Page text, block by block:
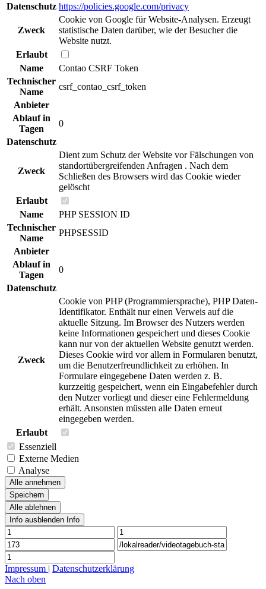
Datenschutz https://policies.google.com/privacy
Zweck
Cookie von Google für Website-Analysen. Erzeugt
statistische Daten darüber, wie der Besucher die
Website nutzt.
Erlaubt
Name
Contao CSRF Token
Technischer
Name
csrf_contao_csrf_token
Anbieter
Ablauf in
Tagen
0
Datenschutz
Zweck
Dient zum Schutz der Website vor Fälschungen von
standortübergreifenden Anfragen . Nach dem
Schließen des Browsers wird das Cookie wieder
gelöscht
Erlaubt
Name
PHP SESSION ID
Technischer
Name
PHPSESSID
Anbieter
Ablauf in
Tagen
0
Datenschutz
Zweck
Cookie von PHP (Programmiersprache), PHP Daten-
Identifikator. Enthält nur einen Verweis auf die
aktuelle Sitzung. Im Browser des Nutzers werden
keine Informationen gespeichert und dieses Cookie
kann nur von der aktuellen Website genutzt werden.
Dieses Cookie wird vor allem in Formularen benutzt,
um die Benutzerfreundlichkeit zu erhöhen. In
Formulare eingegebene Daten werden z. B.
kurzzeitig gespeichert, wenn ein Eingabefehler durch
den Nutzer vorliegt und dieser eine Fehlermeldung
erhält. Ansonsten müssten alle Daten erneut
eingegeben werden.
Erlaubt
Essenziell
Externe Medien
Analyse
Alle annehmen
Speichern
Alle ablehnen
Info ausblenden Info
Impressum | Datenschutzerklärung
Nach oben